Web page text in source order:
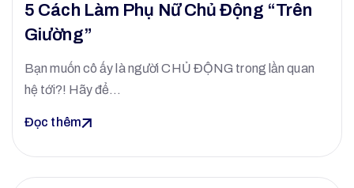
5 Cách Làm Phụ Nữ Chủ Động “Trên
Giường”
Bạn muốn cô ấy là người CHỦ ĐỘNG trong lần quan
hệ tới?! Hãy để…
Đọc thêm